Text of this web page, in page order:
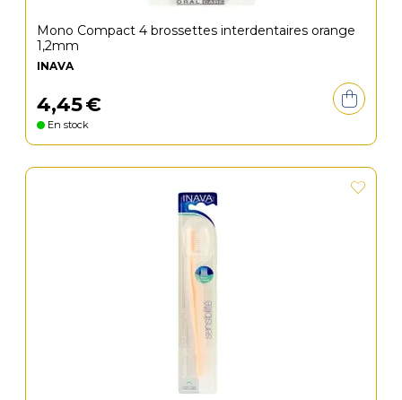
Mono Compact 4 brossettes interdentaires orange
1,2mm
INAVA
4,45€
En stock